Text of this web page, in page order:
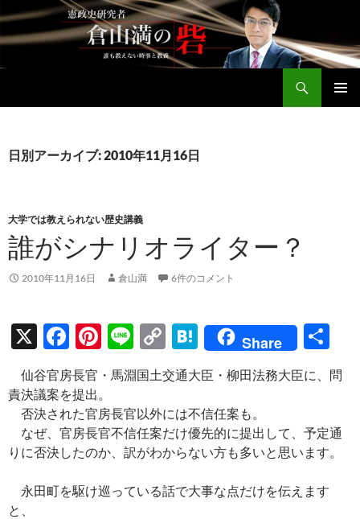
テ
ン
へ
ッ
日別アーカイブ: 2010年11月16日
大学では教えられない歴史講義
誰がシナリオライター？
2010年11月16日 倉山満 6件のコメント
X
F
ac
e
b
o
o
k
Pi
nt
er
es
t
Li
n
e
C
o
p
y
Li
n
k
H
at
e
n
a
Share
有
仙谷官房長官・馬淵国土交通大臣・柳田法務大臣に、問
責決議案を提出。
否決された官房長官以外には不信任案も。
なぜ、官房長官不信任案だけ優先的に提出して、予定通
りに否決したのか、訳がわからない方も多いと思います。
永田町を駆け巡っている話で大事な点だけを伝えます
と、